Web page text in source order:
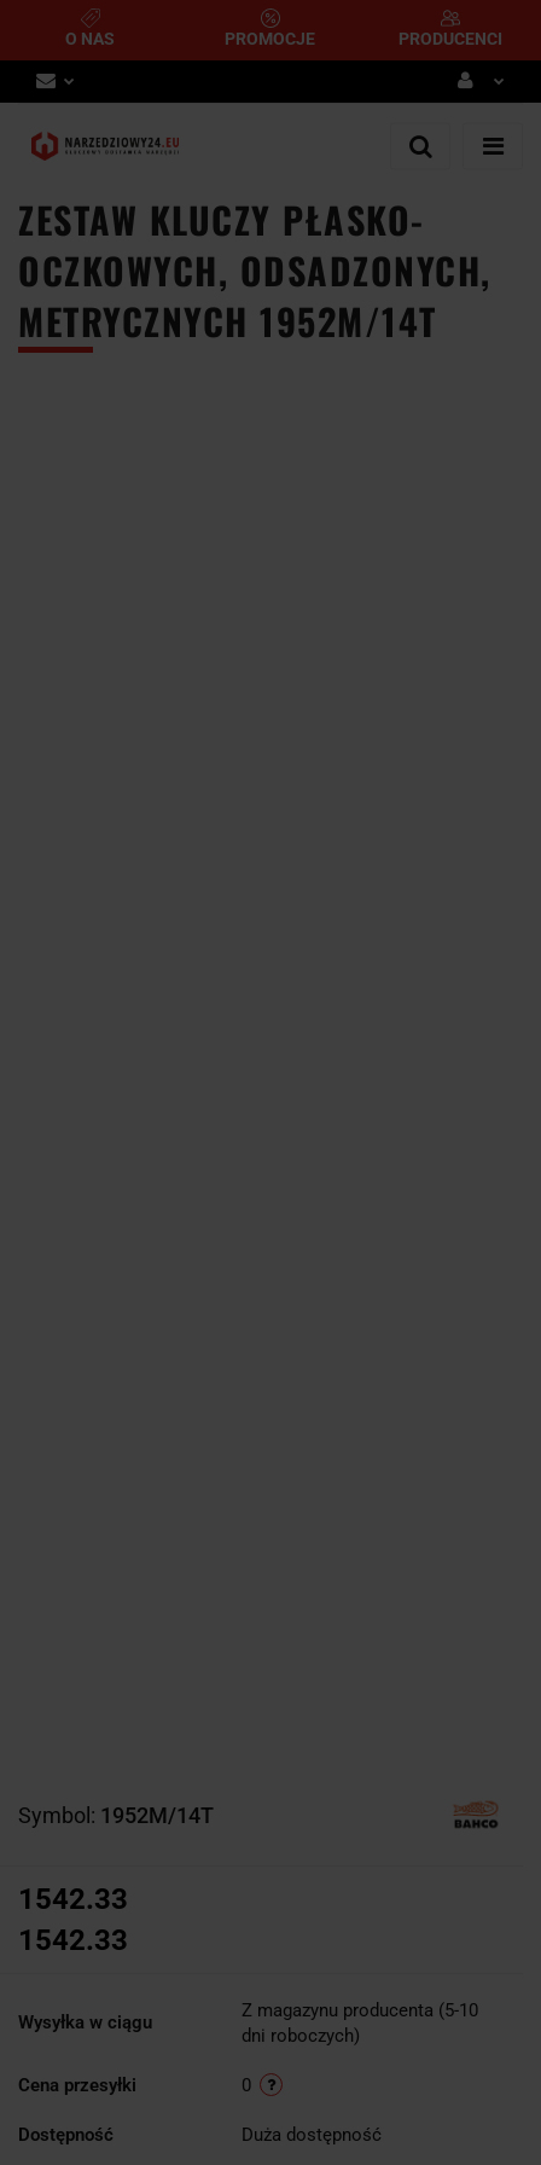
O NAS PROMOCJE PRODUCENCI
Zaloguj się
Dodaj zgłoszenie
ZESTAW KLUCZY PŁASKO-
OCZKOWYCH, ODSADZONYCH,
METRYCZNYCH 1952M/14T
Symbol: 1952M/14T
1542.33
1542.33
Wysyłka w ciągu
Z magazynu producenta (5-10
dni roboczych)
Cena przesyłki 0
Dostępność Duża dostępność